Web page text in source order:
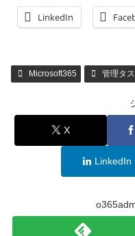
LinkedIn
Microsoft365 管理タ
X
LinkedIn